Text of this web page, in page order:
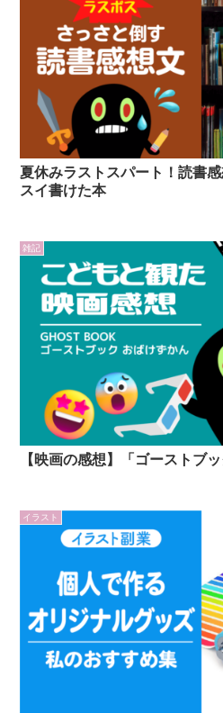
夏休みラストスパート！読書
スイ書けた本
雑記
【映画の感想】「ゴーストブ
イラスト